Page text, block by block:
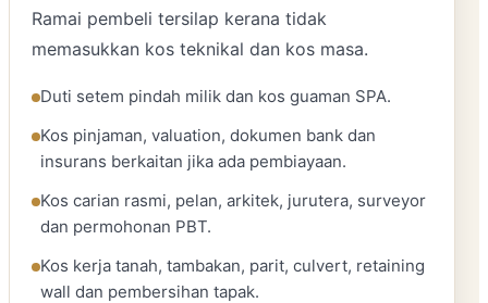
Ramai pembeli tersilap kerana tidak
memasukkan kos teknikal dan kos masa.
Duti setem pindah milik dan kos guaman SPA.
Kos pinjaman, valuation, dokumen bank dan
insurans berkaitan jika ada pembiayaan.
Kos carian rasmi, pelan, arkitek, jurutera, surveyor
dan permohonan PBT.
Kos kerja tanah, tambakan, parit, culvert, retaining
wall dan pembersihan tapak.